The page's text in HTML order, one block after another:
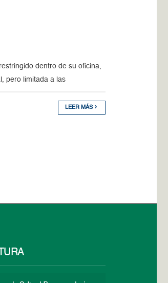
dentro de su oficina,
pero limitada a las
LEER MÁS